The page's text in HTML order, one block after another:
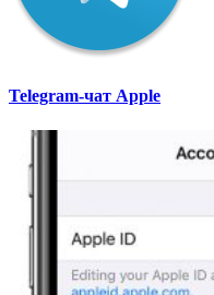
Telegram-чат Apple